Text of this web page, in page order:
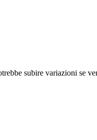
subire variazioni se